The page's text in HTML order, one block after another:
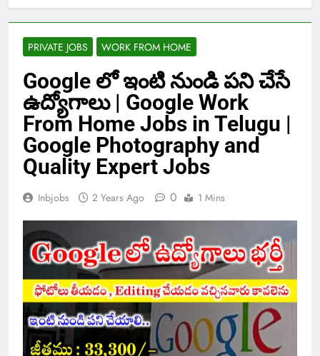
PRIVATE JOBS WORK FROM HOME
Google లో ఇంటి నుండి పని చేసే
ఉద్యోగాలు | Google Work
From Home Jobs in Telugu |
Google Photography and
Quality Expert Jobs
Inbjobs 2 Years Ago 0 1 Mins